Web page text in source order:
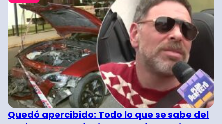
Quedó apercibido: Todo lo que se sabe del